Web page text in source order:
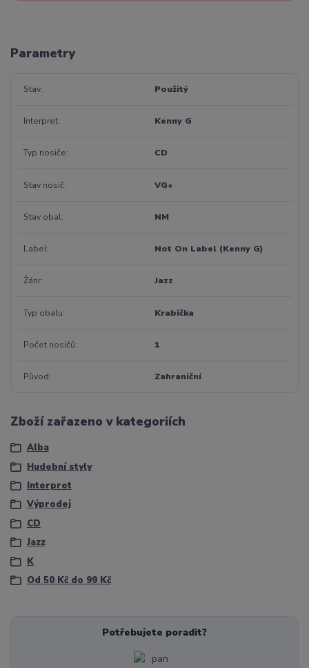
Parametry
Stav Použitý
Interpret Kenny G
Typ nosiče CD
Stav nosič VG+
Stav obal NM
Label Not On Label (Kenny G)
Žánr Jazz
Typ obalu Krabička
Počet nosičů 1
Původ Zahraniční
Zboží zařazeno v kategoriích
Alba
Hudební styly
Interpret
Výprodej
CD
Jazz
K
Od 50 Kč do 99 Kč
Potřebujete poradit?